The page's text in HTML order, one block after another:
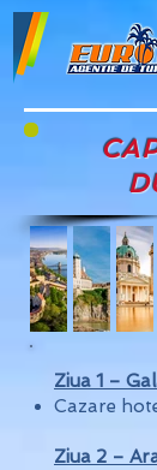
Ziua 1 –
Cazare
Ziua 2 –